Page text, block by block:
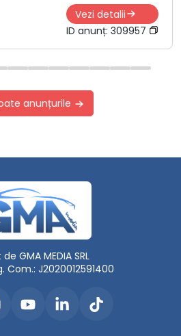
Vezi detalii
ID anunț: 309957
anunțurile
GMA MEDIA SRL
Com.: J2020012591400